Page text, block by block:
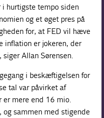
hurtigste tempo siden
og et øget pres på
for, at FED vil hæve
inflation er jokeren, der
Allan Sørensen.
i beskæftigelsen for
tal var påvirket af
er mere end 16 mio.
sammen med stigende